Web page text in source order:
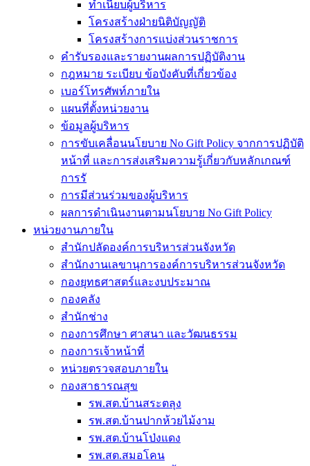
ทำเนียบผู้บริหาร
โครงสร้างฝ่ายนิติบัญญัติ
โครงสร้างการแบ่งส่วนราชการ
คำรับรองและรายงานผลการปฏิบัติงาน
กฎหมาย ระเบียบ ข้อบังคับที่เกี่ยวข้อง
เบอร์โทรศัพท์ภายใน
แผนที่ตั้งหน่วยงาน
ข้อมูลผู้บริหาร
การขับเคลื่อนนโยบาย No Gift Policy จากการปฏิบัติ
หน้าที่ และการส่งเสริมความรู้เกี่ยวกับหลักเกณฑ์
การรั
การมีส่วนร่วมของผู้บริหาร
ผลการดำเนินงานตามนโยบาย No Gift Policy
หน่วยงานภายใน
สำนักปลัดองค์การบริหารส่วนจังหวัด
สำนักงานเลขานุการองค์การบริหารส่วนจังหวัด
กองยุทธศาสตร์และงบประมาณ
กองคลัง
สำนักช่าง
กองการศึกษา ศาสนา และวัฒนธรรม
กองการเจ้าหน้าที่
หน่วยตรวจสอบภายใน
กองสาธารณสุข
รพ.สต.บ้านสระตลุง
รพ.สต.บ้านปากห้วยไม้งาม
รพ.สต.บ้านโป่งแดง
รพ.สต.สมอโคน